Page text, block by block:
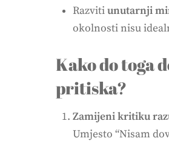
Razvitiunutarnji
okolnosti nisu
Kako do toga
pritiska?
Zamijeni kritiku
Umjesto “Nisam